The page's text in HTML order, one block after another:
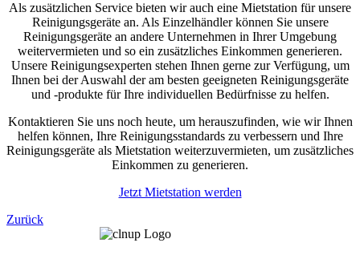
Als zusätzlichen Service bieten wir auch eine Mietstation für unsere
Reinigungsgeräte an. Als Einzelhändler können Sie unsere
Reinigungsgeräte an andere Unternehmen in Ihrer Umgebung
weitervermieten und so ein zusätzliches Einkommen generieren.
Unsere Reinigungsexperten stehen Ihnen gerne zur Verfügung, um
Ihnen bei der Auswahl der am besten geeigneten Reinigungsgeräte
und -produkte für Ihre individuellen Bedürfnisse zu helfen.
Kontaktieren Sie uns noch heute, um herauszufinden, wie wir Ihnen
helfen können, Ihre Reinigungsstandards zu verbessern und Ihre
Reinigungsgeräte als Mietstation weiterzuvermieten, um zusätzliches
Einkommen zu generieren.
Jetzt Mietstation werden
Zurück